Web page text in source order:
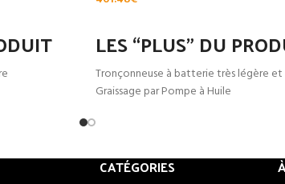
de 35 cm3
LES “PLUS” DU
Tronçonneuse à batterie très légère et
Graissage par Pompe à Huile
Compatible avec les batteries de la
CATÉGORIES